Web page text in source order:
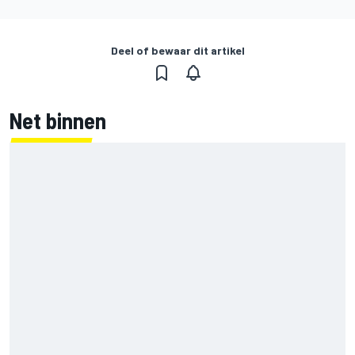
Deel of bewaar dit artikel
Net binnen